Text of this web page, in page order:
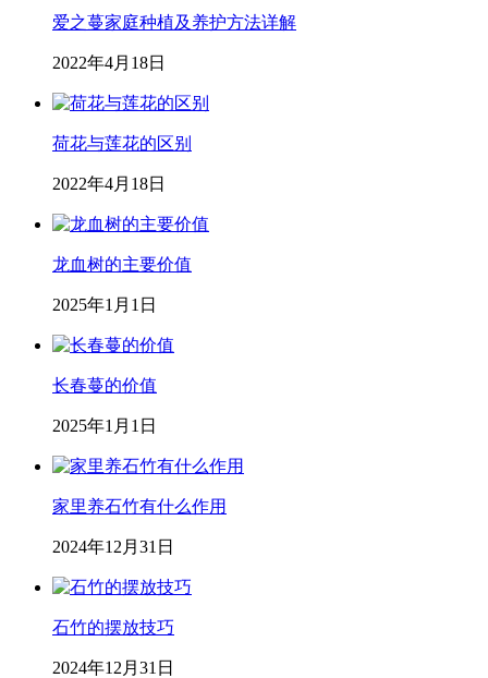
爱之蔓家庭种植及养护方法详解
2022年4月18日
荷花与莲花的区别
2022年4月18日
龙血树的主要价值
2025年1月1日
长春蔓的价值
2025年1月1日
家里养石竹有什么作用
2024年12月31日
石竹的摆放技巧
2024年12月31日